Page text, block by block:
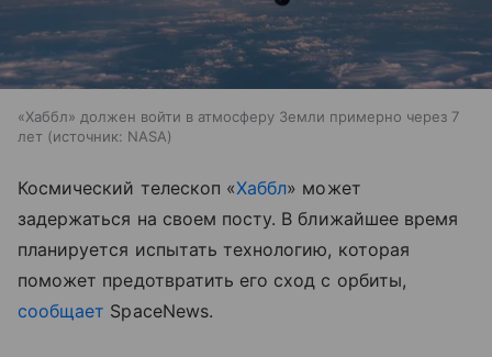
«Хаббл» должен войти в атмосферу Земли примерно через 7
лет
источник: NASA
Космический телескоп «Хаббл» может
задержаться на своем посту. В ближайшее время
планируется испытать технологию, которая
поможет предотвратить его сход с орбиты,
сообщает SpaceNews.